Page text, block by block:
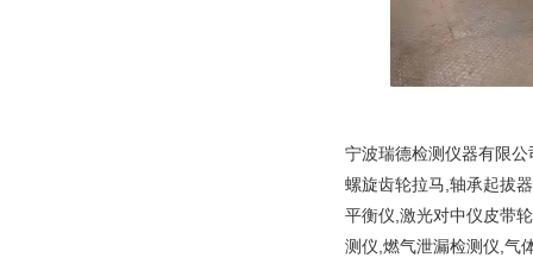
宁波瑞德检测仪器有限
螺旋齿轮拉马,轴承起拔
平衡仪,激光对中仪皮带
测仪,燃气泄漏检测仪,气